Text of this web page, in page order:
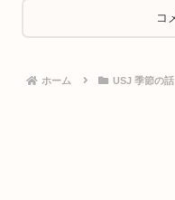
ホーム USJ 季節の話